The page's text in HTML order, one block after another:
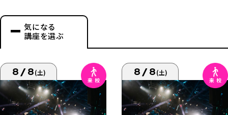
気になる
講座を選ぶ
8/8(土) 8/8(土)